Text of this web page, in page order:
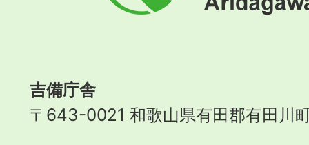
町
吉備庁舎
〒643-0021 和歌山県有田郡有田川